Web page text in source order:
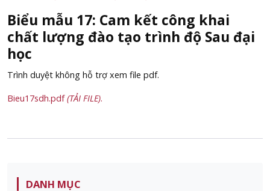
Biểu mẫu 17: Cam kết công khai
chất lượng đào tạo trình độ Sau đại
học
Trình duyệt không hỗ trợ xem file pdf.
Bieu17sdh.pdf(TẢI FILE).
DANH MỤC